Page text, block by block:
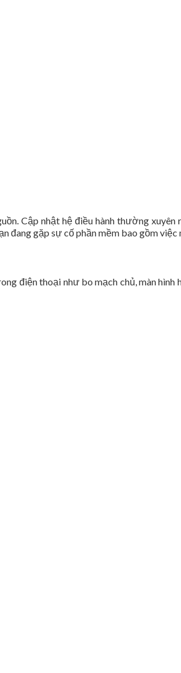
Cập nhật hệ điều hành thường
gặp sự cố phần mềm bao gồm
điện thoại như bo mạch chủ, màn